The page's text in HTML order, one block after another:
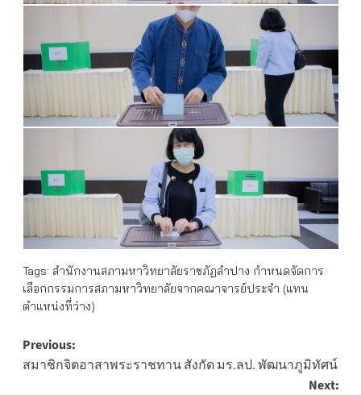
Tags: สำนักงานสภามหาวิทยาลัยราชภัฏลำปาง กำหนดจัดการ
เลือกกรรมการสภามหาวิทยาลัยจากคณาจารย์ประจำ (แทน
ตำแหน่งที่ว่าง)
Post
navigation
Previous:
สมาชิกจิตอาสาพระราชทาน สังกัด มร.ลป. พัฒนาภูมิทัศน์
Next: